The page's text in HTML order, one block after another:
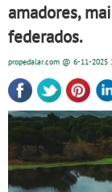
amadores,
federados.
propedalar.com @ 6-11-2025